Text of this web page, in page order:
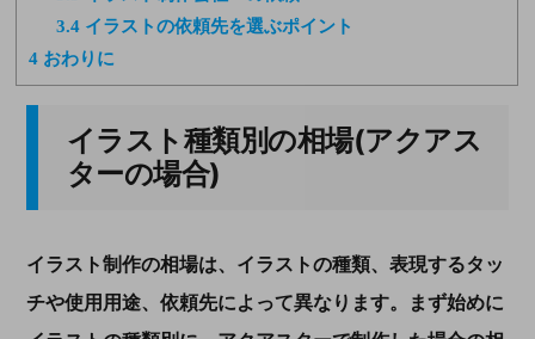
3.4 イラストの依頼先を選ぶポイント
4 おわりに
イラスト種類別の相場(アクアス
ターの場合)
イラスト制作の相場は、イラストの種類、表現するタッ
チや使用用途、依頼先によって異なります。まず始めに